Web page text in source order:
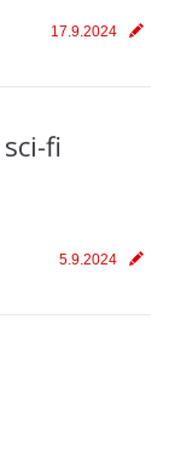
17.9.2024
fi
5.9.2024